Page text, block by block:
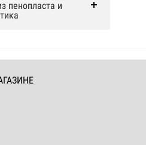
пенопласта и